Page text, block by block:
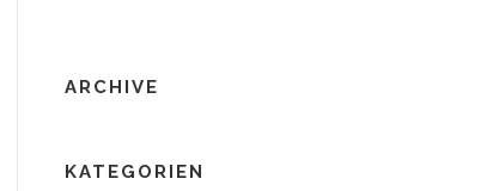
ARCHIVE
KATEGORIEN